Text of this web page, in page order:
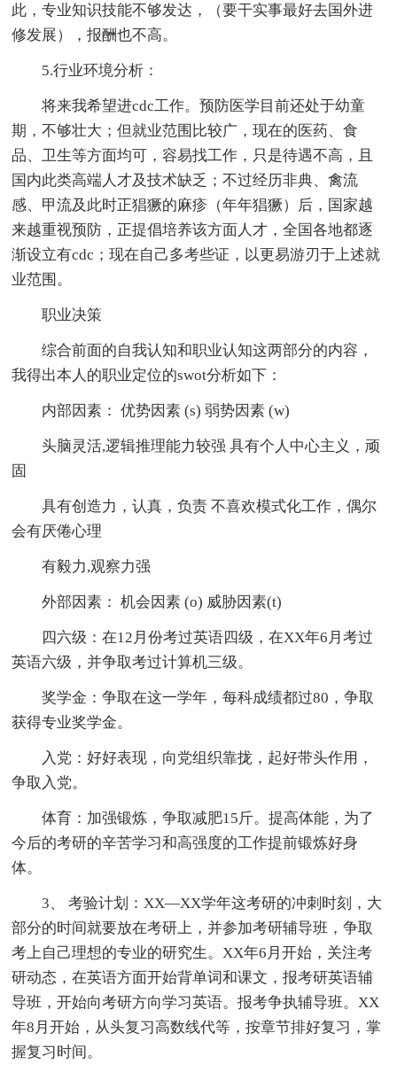
此，专业知识技能不够发达，（要干实事最好去国外进
修发展），报酬也不高。
5.行业环境分析：
将来我希望进cdc工作。预防医学目前还处于幼童
期，不够壮大；但就业范围比较广，现在的医药、食
品、卫生等方面均可，容易找工作，只是待遇不高，且
国内此类高端人才及技术缺乏；不过经历非典、禽流
感、甲流及此时正猖獗的麻疹（年年猖獗）后，国家越
来越重视预防，正提倡培养该方面人才，全国各地都逐
渐设立有cdc；现在自己多考些证，以更易游刃于上述就
业范围。
职业决策
综合前面的自我认知和职业认知这两部分的内容，
我得出本人的职业定位的swot分析如下：
内部因素： 优势因素 (s) 弱势因素 (w)
头脑灵活,逻辑推理能力较强 具有个人中心主义，顽
固
具有创造力，认真，负责 不喜欢模式化工作，偶尔
会有厌倦心理
有毅力,观察力强
外部因素： 机会因素 (o) 威胁因素(t)
四六级：在12月份考过英语四级，在XX年6月考过
英语六级，并争取考过计算机三级。
奖学金：争取在这一学年，每科成绩都过80，争取
获得专业奖学金。
入党：好好表现，向党组织靠拢，起好带头作用，
争取入党。
体育：加强锻炼，争取减肥15斤。提高体能，为了
今后的考研的辛苦学习和高强度的工作提前锻炼好身
体。
3、 考验计划：XX—XX学年这考研的冲刺时刻，大
部分的时间就要放在考研上，并参加考研辅导班，争取
考上自己理想的专业的研究生。XX年6月开始，关注考
研动态，在英语方面开始背单词和课文，报考研英语辅
导班，开始向考研方向学习英语。报考争执辅导班。XX
年8月开始，从头复习高数线代等，按章节排好复习，掌
握复习时间。